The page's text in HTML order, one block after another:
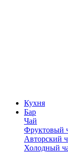
Кухня
Бар
Чай
Фруктовый
Авторский
Холодный